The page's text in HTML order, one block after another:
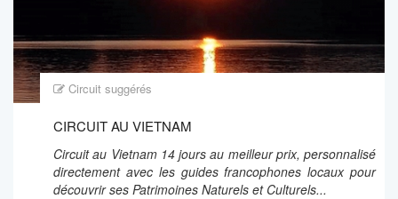
Circuit suggérés
CIRCUIT AU VIETNAM
Circuit au Vietnam 14 jours au meilleur prix, personnalisé
directement avec les guides francophones locaux pour
découvrir ses Patrimoines Naturels et Culturels...